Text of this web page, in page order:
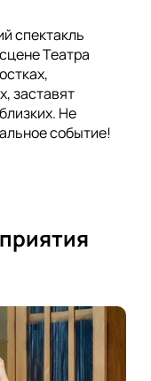
спектакль
Театра
заставят
Не
событие!